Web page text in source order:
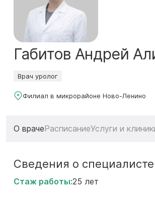
Габитов Андрей
Врач уролог
Филиал в микрорайоне Ново-Ленино
О врачеРасписаниеУслуги и
Сведения о специалисте
Стаж работы:25 лет